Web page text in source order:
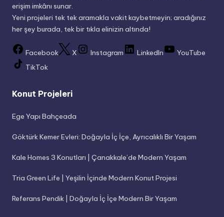
erişim imkânı sunar.
Yeni projeleri tek tek aramakla vakit kaybetmeyin; aradığınız
her şey burada, tek bir tıkla elinizin altında!
Facebook X Instagram LinkedIn
YouTube
TikTok
Konut Projeleri
Ege Yapı Bahçeada
Göktürk Kemer Evleri: Doğayla İç İçe, Ayrıcalıklı Bir Yaşam
Kale Homes 3 Konutları | Çanakkale’de Modern Yaşam
Tria Green Life | Yeşilin İçinde Modern Konut Projesi
Referans Pendik | Doğayla İç İçe Modern Bir Yaşam